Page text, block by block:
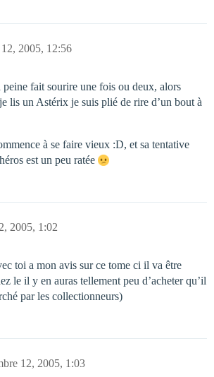
2005, 12:56
peine fait sourire une fois ou deux, alors
lis un Astérix je suis plié de rire d’un bout à
à se faire vieux :D, et sa tentative
est un peu ratée
2005, 1:02
toi a mon avis sur ce tome ci il va être
le il y en auras tellement peu d’acheter qu’il
par les collectionneurs)
12, 2005, 1:03